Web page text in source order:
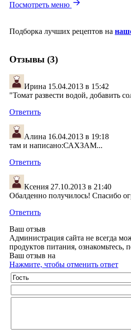
Посмотреть меню
Подборка лучших рецептов на
Отзывы (3)
Ирина 15.04.2013 в 15:42
"Томат развести водой, добавить
Ответить
Алина 16.04.2013 в 19:18
там и написано:САХЗАМ...
Ответить
Ксения 27.10.2013 в 21:40
Обалденно получилось! Спасибо
Ответить
Ваш отзыв
Администрация сайта не всегда
продуктов питания, ознакомьтесь,
Ваш отзыв на
Нажмите, чтобы отменить ответ